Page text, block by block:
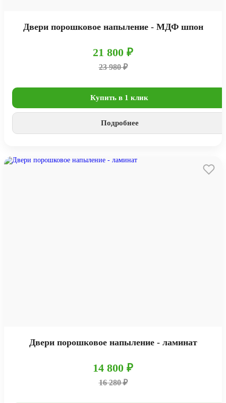
Двери порошковое напыление - МДФ шпон
21 800 ₽
23 980 ₽
Купить в 1 клик
Подробнее
Двери порошковое напыление - ламинат
14 800 ₽
16 280 ₽